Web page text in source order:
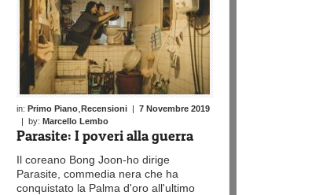
in: Primo Piano Recensioni | 7 Novembre 2019
| by: Marcello Lembo
Parasite: I poveri alla guerra
Il coreano Bong Joon-ho dirige
Parasite, commedia nera che ha
conquistato la Palma d'oro all'ultimo